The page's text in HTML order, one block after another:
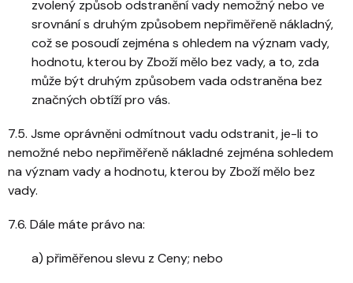
zvolený způsob odstranění vady nemožný nebo ve
srovnání s druhým způsobem nepřiměřeně nákladný,
což se posoudí zejména s ohledem na význam vady,
hodnotu, kterou by Zboží mělo bez vady, a to, zda
může být druhým způsobem vada odstraněna bez
značných obtíží pro vás.
7.5. Jsme oprávněni odmítnout vadu odstranit, je-li to
nemožné nebo nepřiměřeně nákladné zejména sohledem
na význam vady a hodnotu, kterou by Zboží mělo bez
vady.
7.6. Dále máte právo na:
a) přiměřenou slevu z Ceny; nebo